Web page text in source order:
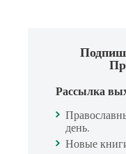
Рассылка
день.
Новые